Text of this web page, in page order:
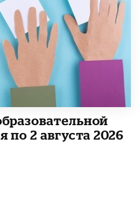
по 2 августа 2026